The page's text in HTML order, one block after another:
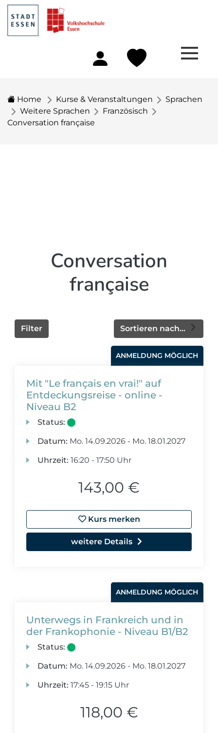
Home Kurse & Veranstaltungen
Sprachen
Weitere Sprachen
Französisch
Conversation française
Conversation
française
Sortieren nach...
Filter
ANMELDUNG MÖGLICH
Mit "Le français en vrai!" auf
Entdeckungsreise - online -
Niveau B2
Status:
Datum: Mo. 14.09.2026 - Mo. 18.01.2027
Uhrzeit: 16:20 - 17:50 Uhr
143,00 €
Kurs merken
weitere Details
ANMELDUNG MÖGLICH
Unterwegs in Frankreich und in
der Frankophonie - Niveau B1/B2
Status:
Datum: Mo. 14.09.2026 - Mo. 18.01.2027
Uhrzeit: 17:45 - 19:15 Uhr
118,00 €